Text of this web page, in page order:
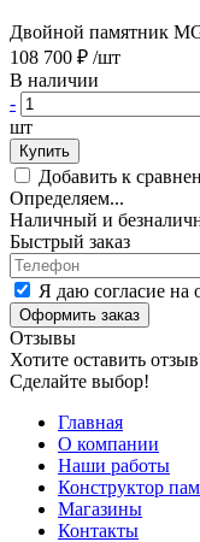
Двойной памятник
108 700 ₽ /шт
В наличии
-
шт
Купить
Добавить к
Определяем...
Наличный и
Быстрый заказ
Я даю согласие на
Оформить заказ
Отзывы
Хотите оставить
Сделайте выбор!
Главная
О компании
Наши работы
Конструктор
Магазины
Контакты